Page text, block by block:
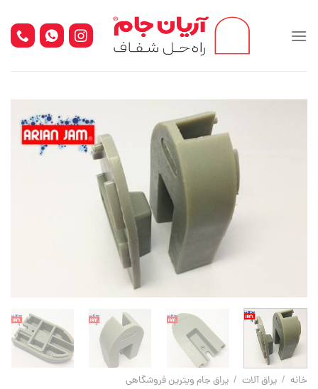
content
خانه / یراق آلات / یراق جام ویترین فروشگاهی